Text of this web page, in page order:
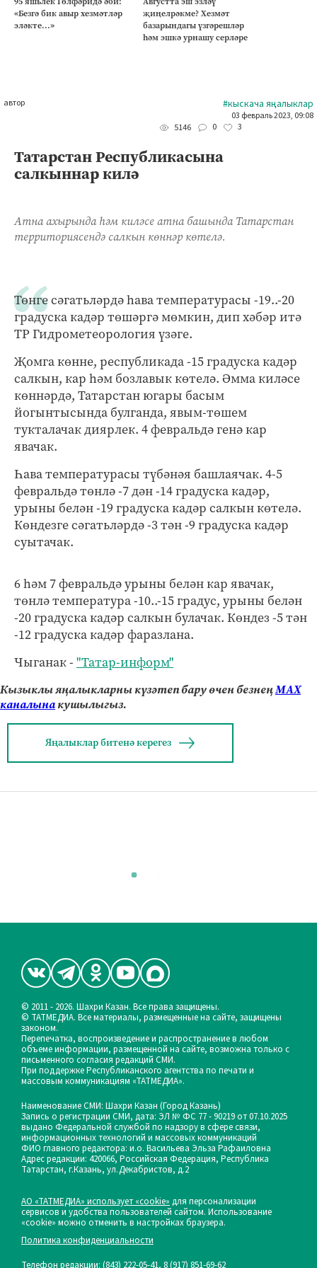
«Безгә бик авыр хезмәтләр
эләкте...»
җиңелрәкме? Хезмәт
базарындагы үзгәрешләр
һәм эшкә урнашу серләре
автор #кыскача яңалыклар
03 февраль 2023, 09:08
5146
0 3
Татарстан Республикасына
салкыннар килә
Атна ахырында һәм киләсе атна башында Татарстан
территориясендә салкын көннәр көтелә.
Төнге сәгатьләрдә һава температурасы -19..-20
градуска кадәр төшәргә мөмкин, дип хәбәр итә
ТР Гидрометеорология үзәге.
Җомга көнне, республикада -15 градуска кадәр
салкын, кар һәм бозлавык көтелә. Әмма киләсе
көннәрдә, Татарстан югары басым
йогынтысында булганда, явым-төшем
тукталачак диярлек. 4 февральдә генә кар
явачак.
Һава температурасы түбәнәя башлаячак. 4-5
февральдә төнлә -7 дән -14 градуска кадәр,
урыны белән -19 градуска кадәр салкын көтелә.
Көндезге сәгатьләрдә -3 тән -9 градуска кадәр
суытачак.
6 һәм 7 февральдә урыны белән кар явачак,
төнлә температура -10..-15 градус, урыны белән
-20 градуска кадәр салкын булачак. Көндез -5 тән
-12 градуска кадәр фаразлана.
Чыганак - "Татар-информ"
Кызыклы яңалыкларны күзәтеп бару өчен безнеңМАХ
каналынакушылыгыз.
Яңалыклар битенә керегез
© 2011 - 2026. Шахри Казан. Все права защищены.
© ТАТМЕДИА. Все материалы, размещенные на сайте, защищены
законом.
Перепечатка, воспроизведение и распространение в любом
объеме информации, размещенной на сайте, возможна только с
письменного согласия редакций СМИ.
При поддержке Республиканского агентства по печати и
массовым коммуникациям «ТАТМЕДИА».
Наименование СМИ: Шахри Казан (Город Казань)
Запись о регистрации СМИ, дата: ЭЛ № ФС 77 - 90219 от 07.10.2025
выдано Федеральной службой по надзору в сфере связи,
информационных технологий и массовых коммуникаций
ФИО главного редактора: и.о. Васильева Эльза Рафаиловна
Адрес редакции: 420066, Российская Федерация, Республика
Татарстан, г.Казань, ул.Декабристов, д.2
АО «ТАТМЕДИА» использует «cookie» для персонализации
сервисов и удобства пользователей сайтом. Использование
«cookie» можно отменить в настройках браузера.
Политика конфиденциальности
Телефон редакции: (843) 222-05-41, 8 (917) 851-69-62